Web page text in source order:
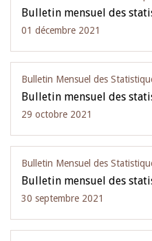
Bulletin mensuel des
01 décembre 2021
Bulletin Mensuel des
Bulletin mensuel des
29 octobre 2021
Bulletin Mensuel des
Bulletin mensuel des
30 septembre 2021